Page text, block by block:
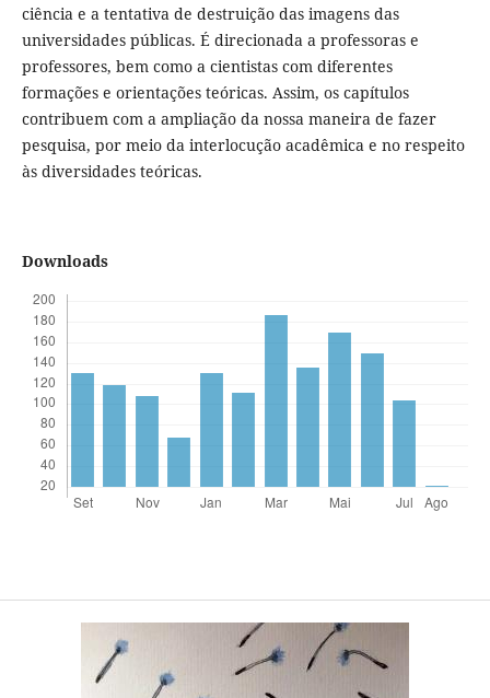
ciência e a tentativa de destruição das imagens das
universidades públicas. É direcionada a professoras e
professores, bem como a cientistas com diferentes
formações e orientações teóricas. Assim, os capítulos
contribuem com a ampliação da nossa maneira de fazer
pesquisa, por meio da interlocução acadêmica e no respeito
às diversidades teóricas.
Downloads